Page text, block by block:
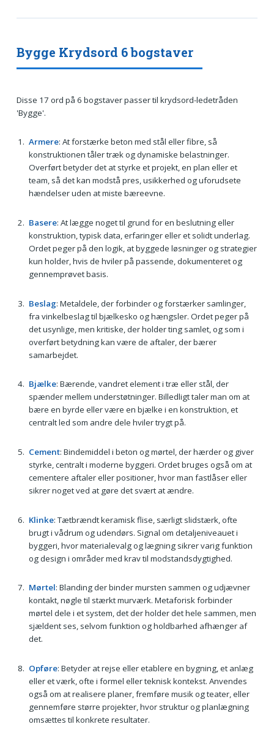
Bygge Krydsord 6 bogstaver
Disse 17 ord på 6 bogstaver passer til krydsord-ledetråden
'Bygge'.
Armere: At forstærke beton med stål eller fibre, så
konstruktionen tåler træk og dynamiske belastninger.
Overført betyder det at styrke et projekt, en plan eller et
team, så det kan modstå pres, usikkerhed og uforudsete
hændelser uden at miste bæreevne.
Basere: At lægge noget til grund for en beslutning eller
konstruktion, typisk data, erfaringer eller et solidt underlag.
Ordet peger på den logik, at byggede løsninger og strategier
kun holder, hvis de hviler på passende, dokumenteret og
gennemprøvet basis.
Beslag: Metaldele, der forbinder og forstærker samlinger,
fra vinkelbeslag til bjælkesko og hængsler. Ordet peger på
det usynlige, men kritiske, der holder ting samlet, og som i
overført betydning kan være de aftaler, der bærer
samarbejdet.
Bjælke: Bærende, vandret element i træ eller stål, der
spænder mellem understøtninger. Billedligt taler man om at
bære en byrde eller være en bjælke i en konstruktion, et
centralt led som andre dele hviler trygt på.
Cement: Bindemiddel i beton og mørtel, der hærder og giver
styrke, centralt i moderne byggeri. Ordet bruges også om at
cementere aftaler eller positioner, hvor man fastlåser eller
sikrer noget ved at gøre det svært at ændre.
Klinke: Tætbrændt keramisk flise, særligt slidstærk, ofte
brugt i vådrum og udendørs. Signal om detaljeniveauet i
byggeri, hvor materialevalg og lægning sikrer varig funktion
og design i områder med krav til modstandsdygtighed.
Mørtel: Blanding der binder mursten sammen og udjævner
kontakt, nøgle til stærkt murværk. Metaforisk forbinder
mørtel dele i et system, det der holder det hele sammen, men
sjældent ses, selvom funktion og holdbarhed afhænger af
det.
Opføre: Betyder at rejse eller etablere en bygning, et anlæg
eller et værk, ofte i formel eller teknisk kontekst. Anvendes
også om at realisere planer, fremføre musik og teater, eller
gennemføre større projekter, hvor struktur og planlægning
omsættes til konkrete resultater.